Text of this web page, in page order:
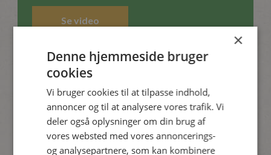
Se video
×
Denne hjemmeside bruger
cookies
Vi bruger cookies til at tilpasse indhold,
annoncer og til at analysere vores trafik. Vi
deler også oplysninger om din brug af
vores websted med vores annoncerings-
og analysepartnere, som kan kombinere